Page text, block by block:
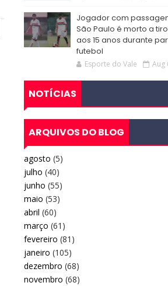
Jogador com
São Paulo é morto a
aos 15 anos durante
futebol
Esporte do Vale Aug
NOTÍCIAS
ARQUIVOS DO BLOG
agosto (5)
julho (40)
junho (55)
maio (53)
abril (60)
março (61)
fevereiro (81)
janeiro (105)
dezembro (68)
novembro (68)